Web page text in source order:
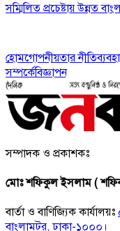
সম্মিলিত প্রচেষ্টায় উন্নত
হোমগোপনীয়তার নীতি
সম্পর্কেবিজ্ঞাপন
সম্পাদক ও প্রকাশকঃ
মোঃ শফিকুল ইসলাম (
বার্তা ও বাণিজ্যিক কার্যালয়ঃ
বাংলামটর, ঢাকা-১০০০।